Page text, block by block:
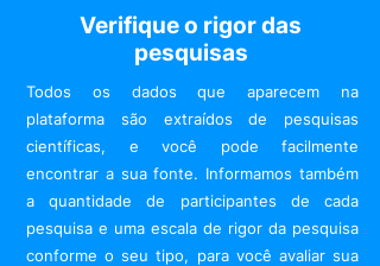
Verifique o rigor das
pesquisas
Todos os dados que aparecem na
plataforma são extraídos de pesquisas
científicas, e você pode facilmente
encontrar a sua fonte. Informamos também
a quantidade de participantes de cada
pesquisa e uma escala de rigor da pesquisa
conforme o seu tipo, para você avaliar sua